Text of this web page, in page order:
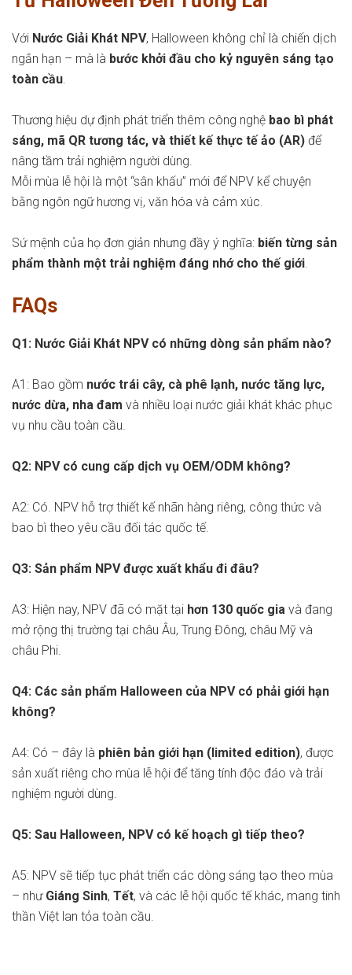
Với Nước Giải Khát NPV, Halloween không chỉ là chiến dịch
ngắn hạn – mà là bước khởi đầu cho kỷ nguyên sáng tạo
toàn cầu.
Thương hiệu dự định phát triển thêm công nghệ bao bì phát
sáng, mã QR tương tác, và thiết kế thực tế ảo (AR) để
nâng tầm trải nghiệm người dùng.
Mỗi mùa lễ hội là một “sân khấu” mới để NPV kể chuyện
bằng ngôn ngữ hương vị, văn hóa và cảm xúc.
Sứ mệnh của họ đơn giản nhưng đầy ý nghĩa: biến từng sản
phẩm thành một trải nghiệm đáng nhớ cho thế giới.
FAQs
Q1: Nước Giải Khát NPV có những dòng sản phẩm nào?
A1: Bao gồm nước trái cây, cà phê lạnh, nước tăng lực,
nước dừa, nha đam và nhiều loại nước giải khát khác phục
vụ nhu cầu toàn cầu.
Q2: NPV có cung cấp dịch vụ OEM/ODM không?
A2: Có. NPV hỗ trợ thiết kế nhãn hàng riêng, công thức và
bao bì theo yêu cầu đối tác quốc tế.
Q3: Sản phẩm NPV được xuất khẩu đi đâu?
A3: Hiện nay, NPV đã có mặt tại hơn 130 quốc gia và đang
mở rộng thị trường tại châu Âu, Trung Đông, châu Mỹ và
châu Phi.
Q4: Các sản phẩm Halloween của NPV có phải giới hạn
không?
A4: Có – đây là phiên bản giới hạn (limited edition), được
sản xuất riêng cho mùa lễ hội để tăng tính độc đáo và trải
nghiệm người dùng.
Q5: Sau Halloween, NPV có kế hoạch gì tiếp theo?
A5: NPV sẽ tiếp tục phát triển các dòng sáng tạo theo mùa
– như Giáng Sinh, Tết, và các lễ hội quốc tế khác, mang tinh
thần Việt lan tỏa toàn cầu.